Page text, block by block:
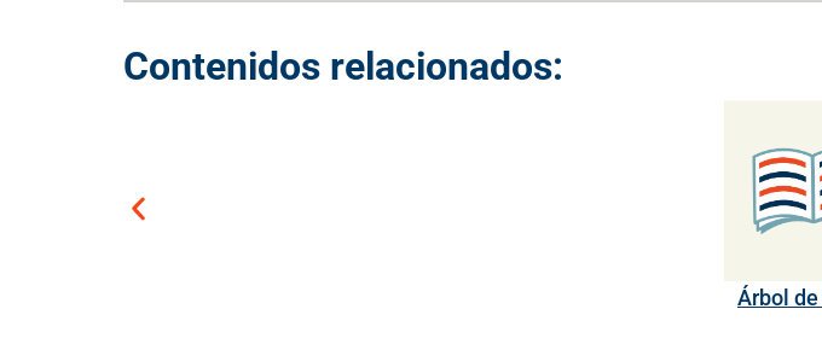
Contenidos relacionados:
Árbol